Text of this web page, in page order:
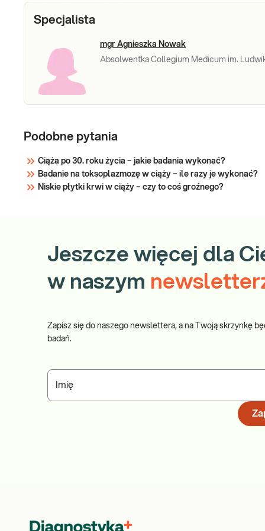
Specjalista
mgr Agnieszka Nowak
Absolwentka Collegium Medicum im.
Podobne pytania
Ciąża po 30. roku życia – jakie badania wykonać?
Badanie na toksoplazmozę w ciąży – ile razy je wykonać?
Niskie płytki krwi w ciąży – czy to coś groźnego?
Jeszcze więcej dla
w naszym
Zapisz się do naszego newslettera, a na Twoją skrzynkę
badań.
Imię